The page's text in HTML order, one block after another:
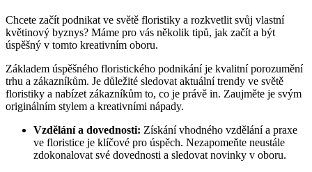
Chcete začít podnikat ve světě floristiky a rozkvetlit svůj vlastní
květinový byznys? Máme pro vás několik tipů, jak začít a být
úspěšný v tomto kreativním oboru.
Základem úspěšného floristického podnikání je kvalitní porozumění
trhu a zákazníkům. Je důležité sledovat aktuální trendy ve světě
floristiky a nabízet zákazníkům to, co je právě in. Zaujměte je svým
originálním stylem a kreativními nápady.
Vzdělání a dovednosti: Získání vhodného vzdělání a praxe
ve floristice je klíčové pro úspěch. Nezapomeňte neustále
zdokonalovat své dovednosti a sledovat novinky v oboru.